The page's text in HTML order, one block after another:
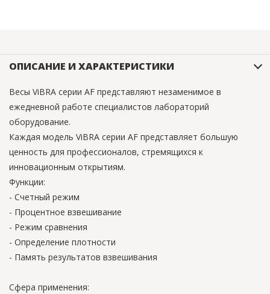
ОПИСАНИЕ И ХАРАКТЕРИСТИКИ
Весы ViBRA серии AF представляют незаменимое в
ежедневной работе специалистов лабораторий
оборудование.
Каждая модель ViBRA серии AF представляет большую
ценность для профессионалов, стремящихся к
инновационным открытиям.
Функции:
- Счетный режим
- Процентное взвешивание
- Режим сравнения
- Определение плотности
- Память результатов взвешивания
Сфера применения: